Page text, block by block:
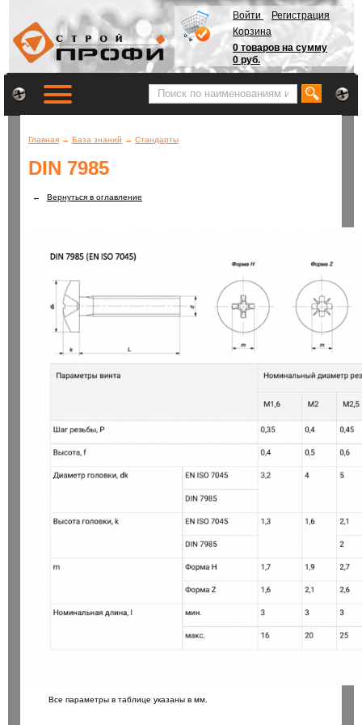
Войти
Регистрация
Корзина
0 товаров на сумму
0 руб.
Главная → База знаний → Стандарты
DIN 7985
← Вернуться в оглавление
Все параметры в таблице указаны в мм.